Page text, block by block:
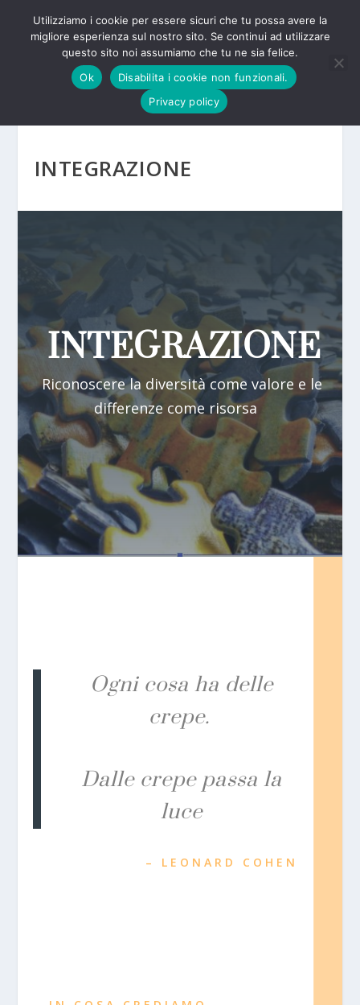
INTEGRAZIONE
INTEGRAZIONE
Riconoscere la diversità come valore e le
differenze come risorsa
Ogni cosa ha delle
crepe.
Dalle crepe passa la
luce
– LEONARD COHEN
Utilizziamo i cookie per essere sicuri che tu possa avere la
migliore esperienza sul nostro sito. Se continui ad utilizzare
questo sito noi assumiamo che tu ne sia felice.
Ok
Disabilita i cookie non funzionali.
Privacy policy